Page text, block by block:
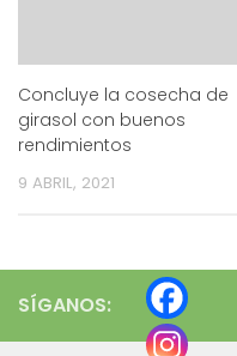
Concluye la cosecha de
girasol con buenos
rendimientos
9 ABRIL, 2021
SÍGANOS: